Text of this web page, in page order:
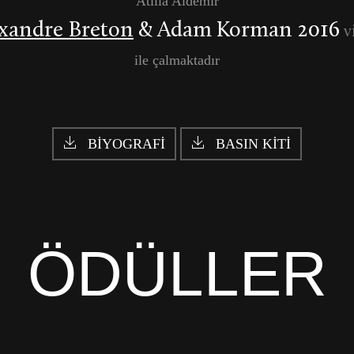
Breton & Adam Korman 2016
ile çalmaktadır
BİYOGRAFİ BASIN KİTİ
ÖDÜLLER